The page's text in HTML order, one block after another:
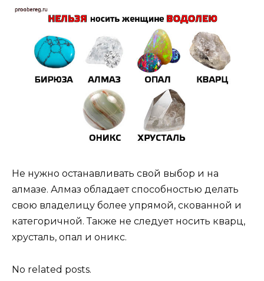
Не нужно останавливать свой выбор и на
алмазе. Алмаз обладает способностью делать
свою владелицу более упрямой, скованной и
категоричной. Также не следует носить кварц,
хрусталь, опал и оникс.
No related posts.